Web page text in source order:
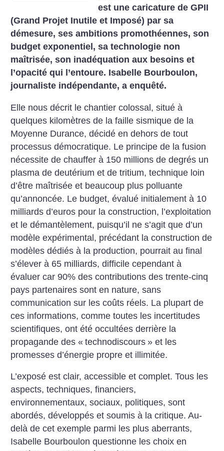
est une caricature de GPII
(Grand Projet Inutile et Imposé) par sa
démesure, ses ambitions promothéennes, son
budget exponentiel, sa technologie non
maîtrisée, son inadéquation aux besoins et
l’opacité qui l’entoure. Isabelle Bourboulon,
journaliste indépendante, a enquêté.
Elle nous décrit le chantier colossal, situé à
quelques kilomètres de la faille sismique de la
Moyenne Durance, décidé en dehors de tout
processus démocratique. Le principe de la fusion
nécessite de chauffer à 150 millions de degrés un
plasma de deutérium et de tritium, technique loin
d’être maîtrisée et beaucoup plus polluante
qu’annoncée. Le budget, évalué initialement à 10
milliards d’euros pour la construction, l’exploitation
et le démantèlement, puisqu’il ne s’agit que d’un
modèle expérimental, précédant la construction de
modèles dédiés à la production, pourrait au final
s’élever à 65 milliards, difficile cependant à
évaluer car 90% des contributions des trente-cinq
pays partenaires sont en nature, sans
communication sur les coûts réels. La plupart de
ces informations, comme toutes les incertitudes
scientifiques, ont été occultées derrière la
propagande des « technodiscours » et les
promesses d’énergie propre et illimitée.
L’exposé est clair, accessible et complet. Tous les
aspects, techniques, financiers,
environnementaux, sociaux, politiques, sont
abordés, développés et soumis à la critique. Au-
delà de cet exemple parmi les plus aberrants,
Isabelle Bourboulon questionne les choix en